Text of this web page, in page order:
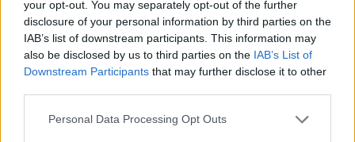
your opt-out. You may separately opt-out of the further
disclosure of your personal information by third parties on the
IAB’s list of downstream participants. This information may
also be disclosed by us to third parties on the IAB’s List of
Downstream Participants that may further disclose it to other
Personal Data Processing Opt Outs
άλλα όργανα, των οποίων τα σημερινά
αποτελούν εξέλιξη. Ουσιαστικά όμως
μιλούμε για άλλα όργανα.
Πόσο εύκολο αλλά και αποδοτικό ήταν αυτό
το έργο για την Καμεράτα;